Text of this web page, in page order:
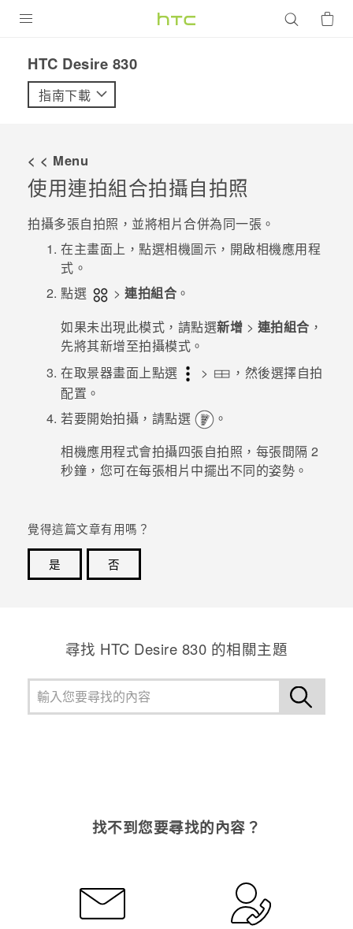
VIVE
配件
優惠專區
企業採購
VIVELAND
HTC Desire 830‎
指南下載
< < Menu
使用連拍組合拍攝自拍照
拍攝多張自拍照，並將相片合併為同一張。
在主畫面上，點選相機圖示，開啟相機應用程
式。
點選
> 連拍組合 。
如果未出現此模式，請點選新增 > 連拍組合 ，
先將其新增至拍攝模式。
在取景器畫面上點選
>
，然後選擇自拍
配置。
若要開始拍攝，請點選
。
相機應用程式會拍攝四張自拍照，每張間隔 2
秒鐘，您可在每張相片中擺出不同的姿勢。
覺得這篇文章有用嗎？
是
否
尋找 HTC Desire 830 的相關主題
找不到您要尋找的內容？